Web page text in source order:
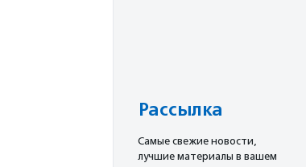
Рассылка
Cамые свежие новости,
лучшие материалы в вашем